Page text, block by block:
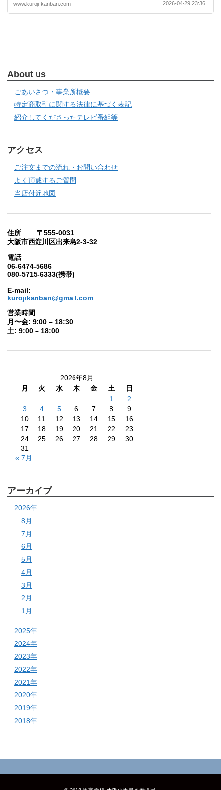
www.kuroji-kanban.com 2026-04-29 23:36
About us
ごあいさつ・事業所概要
特定商取引に関する法律に基づく表記
紹介してくださったテレビ番組等
アクセス
ご注文までの流れ・お問い合わせ
よく頂戴するご質問
当店付近地図
住所 〒555-0031
大阪市西淀川区出来島2-3-32
電話
06-6474-5686
080-5715-6333(携帯)
E-mail:
kurojikanban@gmail.com
営業時間
月〜金: 9:00 – 18:30
土: 9:00 – 18:00
2026年8月
月
火 水 木 金 土
日
1
2
3
4 5 6 7 8
9
10
11 12 13 14 15
16
17
18 19 20 21 22
23
24
25 26 27 28 29
30
31
« 7月
アーカイブ
2026年
8月
7月
6月
5月
4月
3月
2月
1月
2025年
2024年
2023年
2022年
2021年
2020年
2019年
2018年